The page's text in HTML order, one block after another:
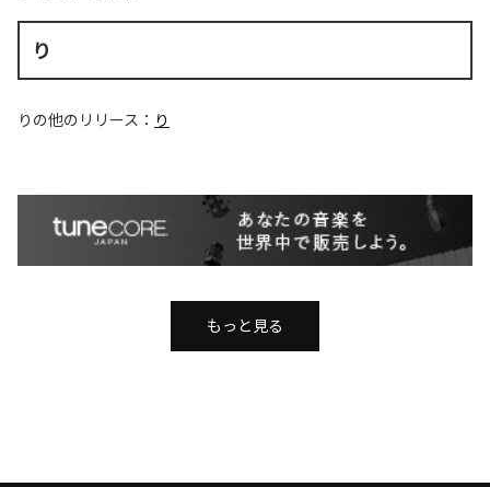
り
り の他のリリース： り
もっと見る